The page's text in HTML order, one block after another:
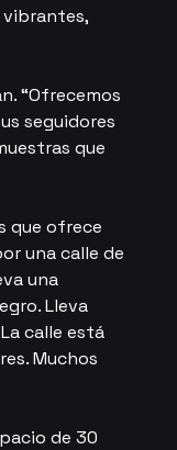
vibrantes,
“Ofrecemos
seguidores
que
que ofrece
una calle de
una
Lleva
calle está
Muchos
de 30